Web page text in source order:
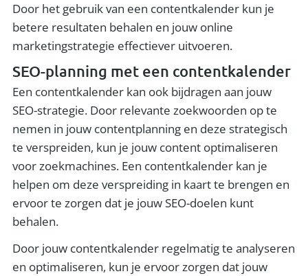
Door het gebruik van een contentkalender kun je
betere resultaten behalen en jouw online
marketingstrategie effectiever uitvoeren.
SEO-planning met een contentkalender
Een contentkalender kan ook bijdragen aan jouw
SEO-strategie. Door relevante zoekwoorden op te
nemen in jouw contentplanning en deze strategisch
te verspreiden, kun je jouw content optimaliseren
voor zoekmachines. Een contentkalender kan je
helpen om deze verspreiding in kaart te brengen en
ervoor te zorgen dat je jouw SEO-doelen kunt
behalen.
Door jouw contentkalender regelmatig te analyseren
en optimaliseren, kun je ervoor zorgen dat jouw